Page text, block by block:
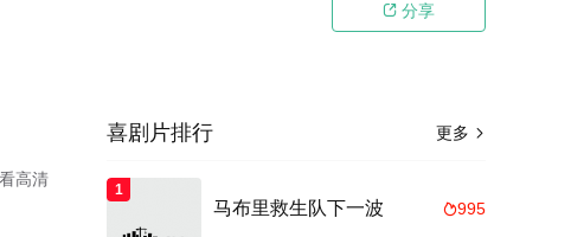
 分享
高清
更多 
喜剧片排行
1
995
马布里救生队下一波